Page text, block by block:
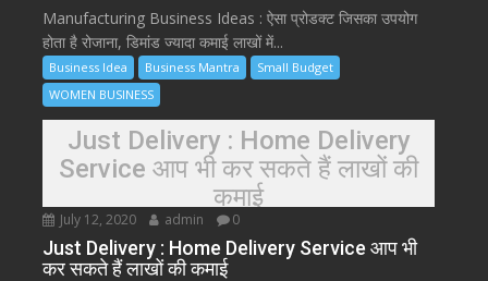
Manufacturing Business Ideas : ऐसा प्रोडक्ट जिसका उपयोग
होता है रोजाना, डिमांड ज्यादा कमाई लाखों में...
Business Idea Business Mantra
Small Budget
WOMEN BUSINESS
Just Delivery : Home Delivery
Service आप भी कर सकते हैं लाखों की
कमाई
July 12, 2020 admin 0
Just Delivery : Home Delivery Service आप भी
कर सकते हैं लाखों की कमाई